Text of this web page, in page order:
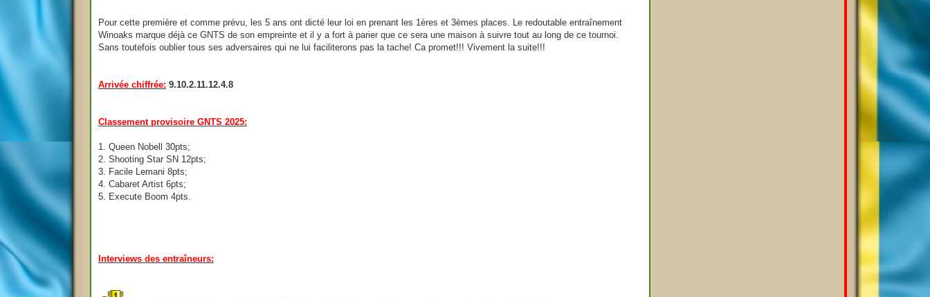
Pour cette première et comme prévu, les 5 ans ont dicté leur loi en prenant les 1ères et 3èmes places. Le redoutable entraînement
Winoaks marque déjà ce GNTS de son empreinte et il y a fort à parier que ce sera une maison à suivre tout au long de ce tournoi.
Sans toutefois oublier tous ses adversaires qui ne lui faciliterons pas la tache! Ca promet!!! Vivement la suite!!!
Arrivée chiffrée: 9.10.2.11.12.4.8
Classement provisoire GNTS 2025:
1. Queen Nobell 30pts;
2. Shooting Star SN 12pts;
3. Facile Lemani 8pts;
4. Cabaret Artist 6pts;
5. Execute Boom 4pts.
Interviews des entraîneurs: